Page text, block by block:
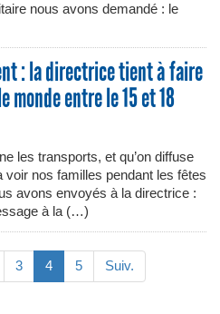
nous avons demandé : le
: la directrice tient à faire
monde entre le 15 et 18
les transports, et qu’on diffuse
voir nos familles pendant les fêtes
avons envoyés à la directrice :
à la (…)
3 4 5 Suiv.